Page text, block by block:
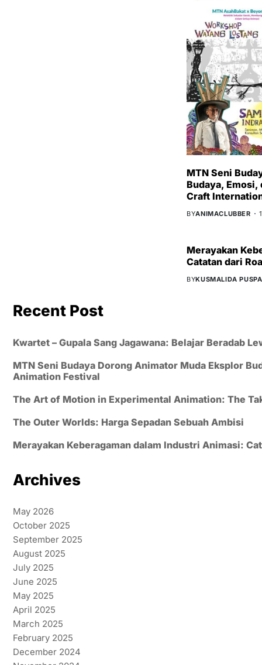
MTN Seni
Budaya,
Craft
BYANIMACLUBBER
Merayakan
Catatan dari
BYKUSMALIDA
Recent Post
Kwartet – Gupala Sang Jagawana: Belajar Beradab
MTN Seni Budaya Dorong Animator Muda Eksplor
Animation Festival
The Art of Motion in Experimental Animation: The
The Outer Worlds: Harga Sepadan Sebuah Ambisi
Merayakan Keberagaman dalam Industri Animasi:
Archives
May 2026
October 2025
September 2025
August 2025
July 2025
June 2025
May 2025
April 2025
March 2025
February 2025
December 2024